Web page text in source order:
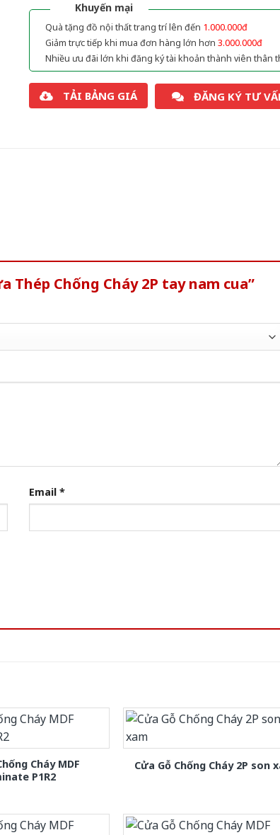
Khuyến mại
Quà tặng đồ nội thất trang trí lên đến 1.000.000đ
Giảm trực tiếp khi mua đơn hàng lớn hơn 3.000.000đ
Nhiều ưu đãi lớn khi đăng ký tài khoản thành viên thân
TẢI BẢNG GIÁ ĐĂNG KÝ TƯ
Chống Cháy 2P tay nam cua”
Email *
Cháy MDF
P1R2
Cửa Gỗ Chống Cháy 2P son